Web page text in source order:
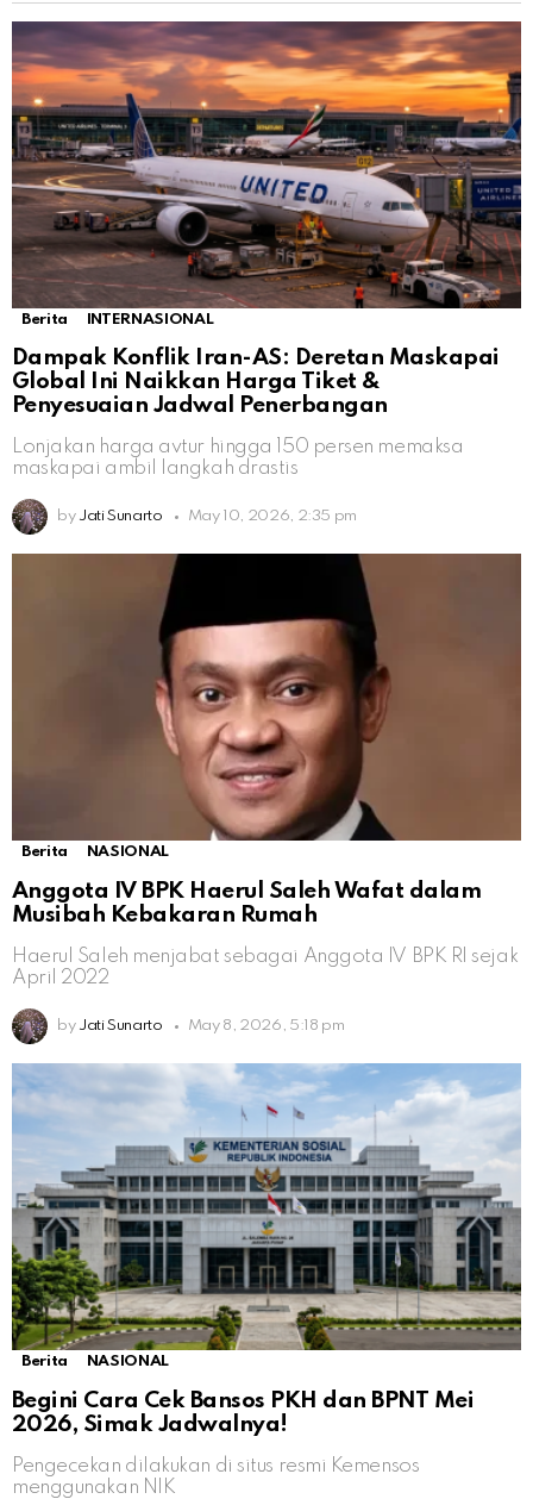
Berita INTERNASIONAL
Dampak Konflik Iran-AS: Deretan Maskapai
Global Ini Naikkan Harga Tiket &
Penyesuaian Jadwal Penerbangan
Lonjakan harga avtur hingga 150 persen memaksa
maskapai ambil langkah drastis
by Jati Sunarto May 10, 2026, 2:35 pm
Berita NASIONAL
Anggota IV BPK Haerul Saleh Wafat dalam
Musibah Kebakaran Rumah
Haerul Saleh menjabat sebagai Anggota IV BPK RI sejak
April 2022
by Jati Sunarto May 8, 2026, 5:18 pm
Berita NASIONAL
Begini Cara Cek Bansos PKH dan BPNT Mei
2026, Simak Jadwalnya!
Pengecekan dilakukan di situs resmi Kemensos
menggunakan NIK